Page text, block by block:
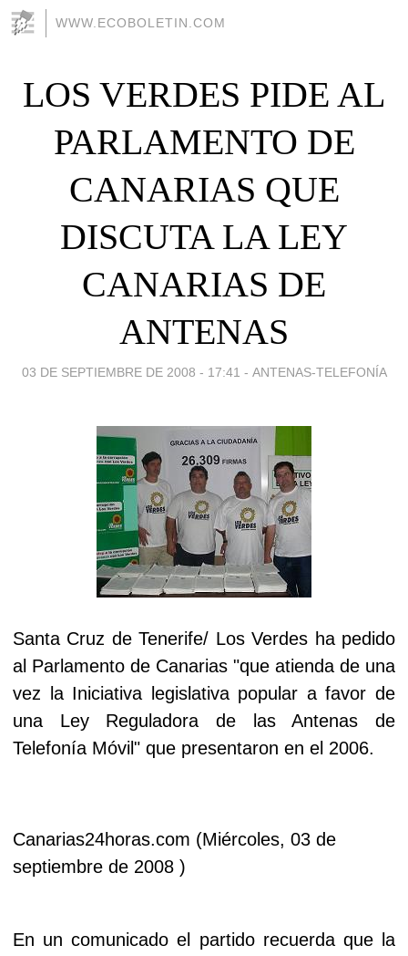
WWW.ECOBOLETIN.COM
LOS VERDES PIDE AL
PARLAMENTO DE
CANARIAS QUE
DISCUTA LA LEY
CANARIAS DE
ANTENAS
03 DE SEPTIEMBRE DE 2008 - 17:41 - ANTENAS-TELEFONÍA
Santa Cruz de Tenerife/ Los Verdes ha pedido
al Parlamento de Canarias "que atienda de una
vez la Iniciativa legislativa popular a favor de
una Ley Reguladora de las Antenas de
Telefonía Móvil" que presentaron en el 2006.
Canarias24horas.com (Miércoles, 03 de
septiembre de 2008 )
En un comunicado el partido recuerda que la